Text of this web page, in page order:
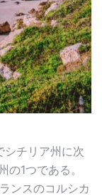
チリア州に次
1つである。
ンスのコルシカ